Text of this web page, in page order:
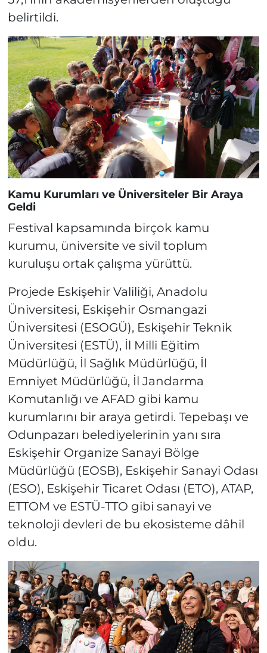
belirtildi.
Kamu Kurumları ve Üniversiteler Bir Araya
Geldi
Festival kapsamında birçok kamu
kurumu, üniversite ve sivil toplum
kuruluşu ortak çalışma yürüttü.
Projede Eskişehir Valiliği, Anadolu
Üniversitesi, Eskişehir Osmangazi
Üniversitesi (ESOGÜ), Eskişehir Teknik
Üniversitesi (ESTÜ), İl Milli Eğitim
Müdürlüğü, İl Sağlık Müdürlüğü, İl
Emniyet Müdürlüğü, İl Jandarma
Komutanlığı ve AFAD gibi kamu
kurumlarını bir araya getirdi. Tepebaşı ve
Odunpazarı belediyelerinin yanı sıra
Eskişehir Organize Sanayi Bölge
Müdürlüğü (EOSB), Eskişehir Sanayi Odası
(ESO), Eskişehir Ticaret Odası (ETO), ATAP,
ETTOM ve ESTÜ-TTO gibi sanayi ve
teknoloji devleri de bu ekosisteme dâhil
oldu.